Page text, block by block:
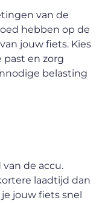
van de
hebben op de
jouw fiets. Kies
past en zorg
belasting
de accu.
laadtijd dan
jouw fiets snel